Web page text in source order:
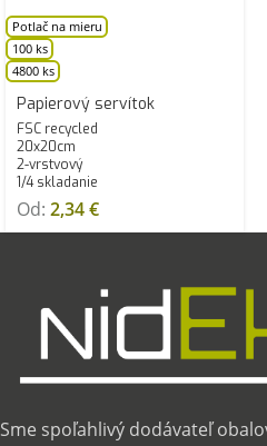
Potlač na mieru
100 ks
4800 ks
Papierový servítok
FSC recycled
20x20cm
2-vrstvový
1/4 skladanie
Od: 2,34€
Sme spoľahlivý dodávateľ